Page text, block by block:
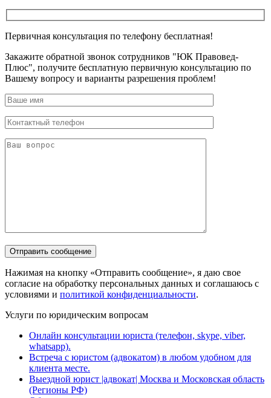
Первичная консультация по телефону бесплатная!
Закажите обратной звонок сотрудников "ЮК Правовед-
Плюс", получите бесплатную первичную консультацию по
Вашему вопросу и варианты разрешения проблем!
Нажимая на кнопку «Отправить сообщение», я даю свое
согласие на обработку персональных данных и соглашаюсь с
условиями и политикой конфиденциальности.
Услуги по юридическим вопросам
Онлайн консультации юриста (телефон, skype, viber,
whatsapp).
Встреча с юристом (адвокатом) в любом удобном для
клиента месте.
Выездной юрист |адвокат| Москва и Московская область
(Регионы РФ)